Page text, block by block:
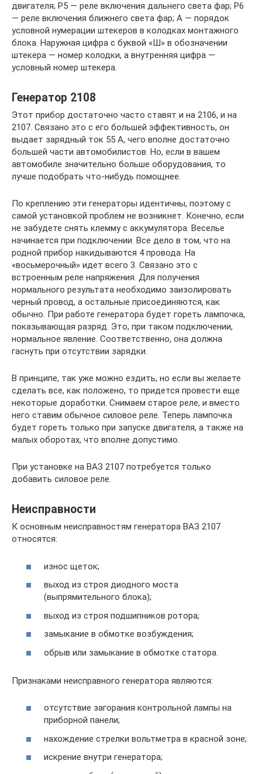
двигателя; Р5 — реле включения дальнего света фар; Р6
— реле включения ближнего света фар; А — порядок
условной нумерации штекеров в колодках монтажного
блока. Наружная цифра с буквой «Ш» в обозначении
штекера — номер колодки, а внутренняя цифра —
условный номер штекера.
Генератор 2108
Этот прибор достаточно часто ставят и на 2106, и на
2107. Связано это с его большей эффективность, он
выдает зарядный ток 55 А, чего вполне достаточно
большей части автомобилистов. Но, если в вашем
автомобиле значительно больше оборудования, то
лучше подобрать что-нибудь помощнее.
По креплению эти генераторы идентичны, поэтому с
самой установкой проблем не возникнет. Конечно, если
не забудете снять клемму с аккумулятора. Веселье
начинается при подключении. Все дело в том, что на
родной прибор накидываются 4 провода. На
«восьмерочный» идет всего 3. Связано это с
встроенным реле напряжения. Для получения
нормального результата необходимо заизолировать
черный провод, а остальные присоединяются, как
обычно. При работе генератора будет гореть лампочка,
показывающая разряд. Это, при таком подключении,
нормальное явление. Соответственно, она должна
гаснуть при отсутствии зарядки.
В принципе, так уже можно ездить, но если вы желаете
сделать все, как положено, то придется провести еще
некоторые доработки. Снимаем старое реле, и вместо
него ставим обычное силовое реле. Теперь лампочка
будет гореть только при запуске двигателя, а также на
малых оборотах, что вполне допустимо.
При установке на ВАЗ 2107 потребуется только
добавить силовое реле.
Неисправности
К основным неисправностям генератора ВАЗ 2107
относятся:
износ щеток;
выход из строя диодного моста
(выпрямительного блока);
выход из строя подшипников ротора;
замыкание в обмотке возбуждения;
обрыв или замыкание в обмотке статора.
Признаками неисправного генератора являются:
отсутствие загорания контрольной лампы на
приборной панели;
нахождение стрелки вольтметра в красной зоне;
искрение внутри генератора;